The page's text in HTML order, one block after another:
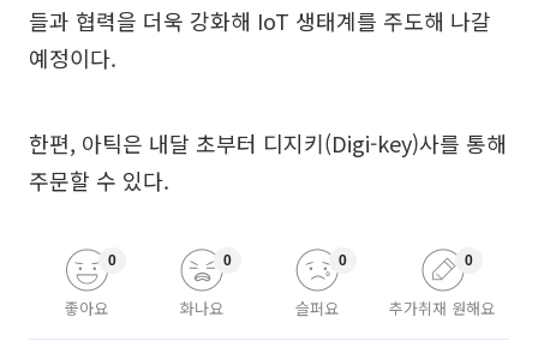
들과 협력을 더욱 강화해 IoT 생태계를 주도해 나갈
예정이다.
한편, 아틱은 내달 초부터 디지키(Digi-key)사를 통해
주문할 수 있다.
좋아요
0
화나요
0
슬퍼요
0
추가취재 원해요
0